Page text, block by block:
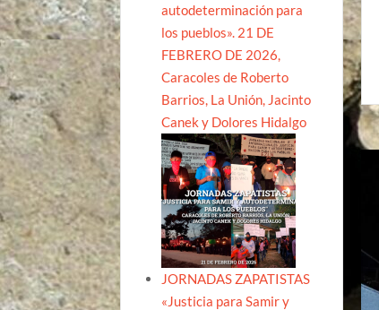
autodeterminación para
los pueblos». 21 DE
FEBRERO DE 2026,
Caracoles de Roberto
Barrios, La Unión, Jacinto
Canek y Dolores Hidalgo
JORNADAS ZAPATISTAS
«Justicia para Samir y